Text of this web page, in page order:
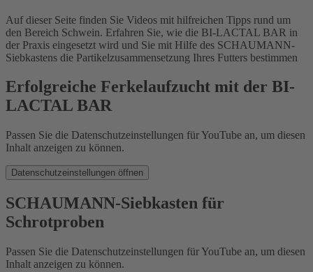
Auf dieser Seite finden Sie Videos mit hilfreichen Tipps rund um
den Bereich Schwein. Erfahren Sie, wie die BI-LACTAL BAR in
der Praxis eingesetzt wird und Sie mit Hilfe des SCHAUMANN-
Siebkastens die Partikelzusammensetzung Ihres Futters bestimmen
Erfolgreiche Ferkelaufzucht mit der BI-
LACTAL BAR
Passen Sie die Datenschutzeinstellungen für YouTube an, um diesen
Inhalt anzeigen zu können.
Datenschutzeinstellungen öffnen
SCHAUMANN-Siebkasten für
Schrotproben
Passen Sie die Datenschutzeinstellungen für YouTube an, um diesen
Inhalt anzeigen zu können.